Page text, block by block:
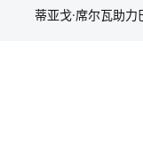
蒂亚戈·席尔瓦助